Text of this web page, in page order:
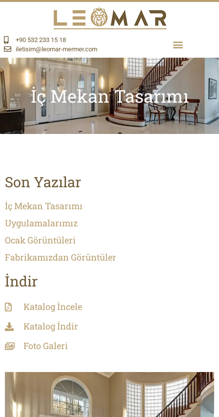
+90 532 233 15 18
iletisim@leomar-mermer.com
İç Mekan Tasarımı
Son Yazılar
İç Mekan Tasarımı
Uygulamalarımız
Ocak Görüntüleri
Fabrikamızdan Görüntüler
İndir
Katalog İncele
Katalog İndir
Foto Galeri